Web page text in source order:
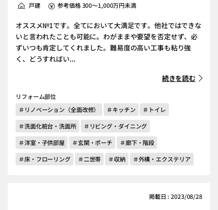
戸建 参考価格 300～1,000万円未満
オススメ№1です。全てにおいて大満足です。他社ではできな
いと言われたことも可能に。わがままや要望を否定せず、必
ずいつも肯定してくれました。難易度の高い工事も粘り強
く、どうすればい...
続きを読む
リフォーム部位
＃リノベーション（全面改修）
＃キッチン
＃トイレ
＃洗面化粧台・洗面所
＃リビング・ダイニング
＃洋室・子供部屋
＃玄関・ポーチ
＃廊下・階段
＃床・フローリング
＃二世帯 ＃収納 ＃外構・エクステリア
掲載日 : 2023/08/28